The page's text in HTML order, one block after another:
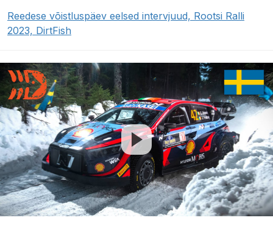
Reedese võistluspäev eelsed intervjuud, Rootsi Ralli
2023, DirtFish